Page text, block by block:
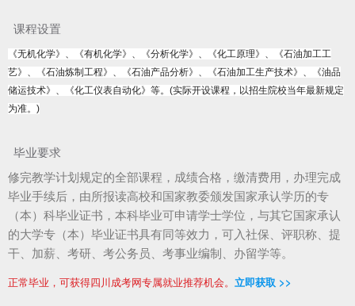
课程设置
《无机化学》、《有机化学》、《分析化学》、《化工原理》、《石油加工工
艺》、《石油炼制工程》、《石油产品分析》、《石油加工生产技术》、《油品
储运技术》、《化工仪表自动化》等。(实际开设课程，以招生院校当年最新规定
为准。)
毕业要求
修完教学计划规定的全部课程，成绩合格，缴清费用，办理完成
毕业手续后，由所报读高校和国家教委颁发国家承认学历的专
（本）科毕业证书，本科毕业可申请学士学位，与其它国家承认
的大学专（本）毕业证书具有同等效力，可入社保、评职称、提
干、加薪、考研、考公务员、考事业编制、办留学等。
正常毕业，可获得四川成考网专属就业推荐机会。 立即获取 >>